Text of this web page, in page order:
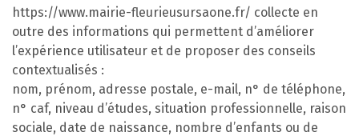
https://www.mairie-fleurieusursaone.fr/ collecte en
outre des informations qui permettent d’améliorer
l’expérience utilisateur et de proposer des conseils
contextualisés :
nom, prénom, adresse postale, e-mail, n° de téléphone,
n° caf, niveau d’études, situation professionnelle, raison
sociale, date de naissance, nombre d’enfants ou de